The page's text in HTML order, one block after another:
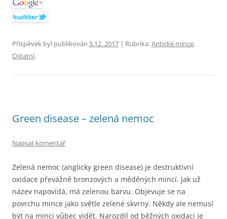
Příspěvek byl publikován 5.12. 2017 | Rubrika:Antické mince,
Ostatní.
Green disease – zelená nemoc
Napsat komentář
Zelená nemoc (anglicky green disease) je destruktivní
oxidace převážně bronzových a měděných mincí. Jak už
název napovídá, má zelenou barvu. Objevuje se na
povrchu mince jako světle zelené skvrny. Někdy ale nemusí
být na minci vůbec vidět. Narozdíl od běžných oxidaci je